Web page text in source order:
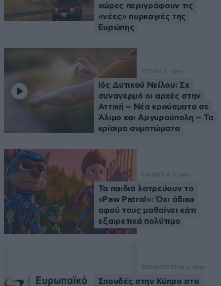
χώρες περιγράφουν τις
«νέες» πυρκαγιές της
Ευρώπης
ΥΓΕΙΑ6 λ. πριν
Ιός Δυτικού Νείλου: Σε
συναγερμό οι αρχές στην
Αττική – Νέα κρούσματα σε
Άλιμο και Αργυρούπολη – Τα
κρίσιμα συμπτώματα
ON NET 16 λ. πριν
Τα παιδιά λατρεύουν το
«Paw Patrol»: Όχι άδικα
αφού τους μαθαίνει κάτι
εξαιρετικά πολύτιμο
ΕΚΠΑΙΔΕΥΣΗ 18 λ. πριν
Σπουδές στην Κύπρο στο